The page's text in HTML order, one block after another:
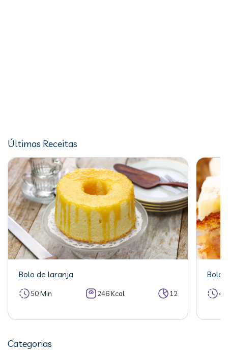
Últimas Receitas
Bolo de laranja
50 Min 246 Kcal 12
Bolo
Categorias